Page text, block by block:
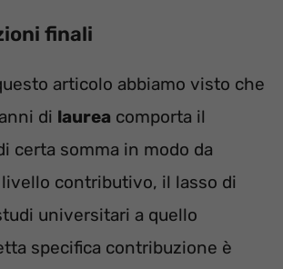
finali
articolo abbiamo visto che
di laurea comporta il
certa somma in modo da
livello contributivo, il lasso di
universitari a quello
specifica contribuzione è